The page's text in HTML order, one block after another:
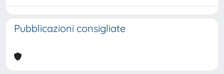
Pubblicazioni consigliate